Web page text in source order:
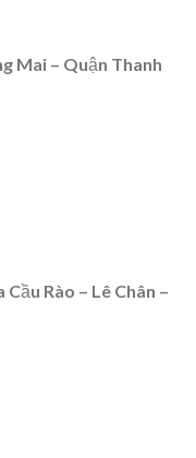
Mai – Quận Thanh
Rào – Lê Chân –